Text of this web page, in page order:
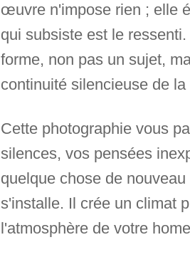
œuvre n'impose rien ; elle
qui subsiste est le
forme, non pas un sujet,
continuité silencieuse de la
Cette photographie vous
silences, vos pensées
quelque chose de
s'installe. Il crée un climat
l'atmosphère de votre